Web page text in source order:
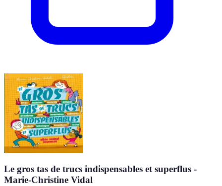
Le gros tas de trucs indispensables et superflus -
Marie-Christine Vidal